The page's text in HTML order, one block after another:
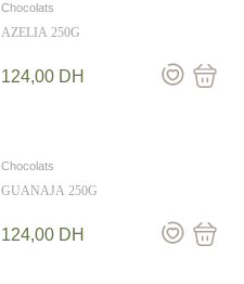
Chocolats
AZELIA 250G
124,00 DH
Chocolats
GUANAJA 250G
124,00 DH